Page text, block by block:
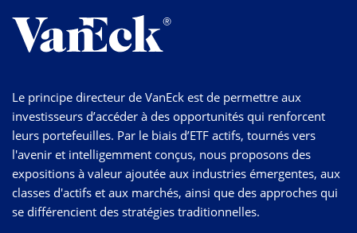
Le principe directeur de VanEck est de permettre aux
investisseurs d’accéder à des opportunités qui renforcent
leurs portefeuilles. Par le biais d’ETF actifs, tournés vers
l'avenir et intelligemment conçus, nous proposons des
expositions à valeur ajoutée aux industries émergentes, aux
classes d'actifs et aux marchés, ainsi que des approches qui
se différencient des stratégies traditionnelles.